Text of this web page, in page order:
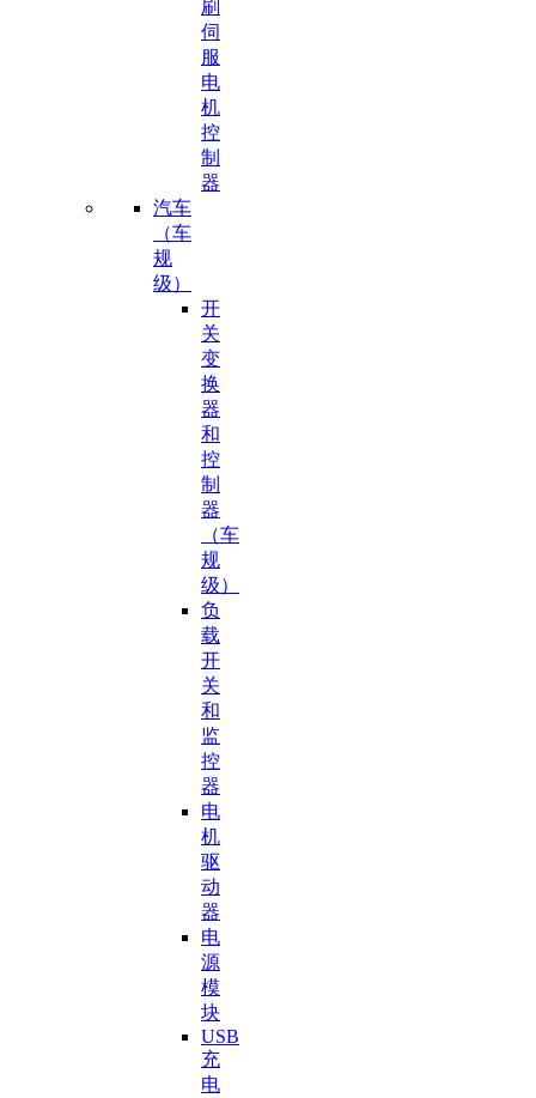
刷
伺
服
电
机
控
制
器
汽车
（车
规
级）
开
关
变
换
器
和
控
制
器
（车
规
级）
负
载
开
关
和
监
控
器
电
机
驱
动
器
电
源
模
块
USB
充
电